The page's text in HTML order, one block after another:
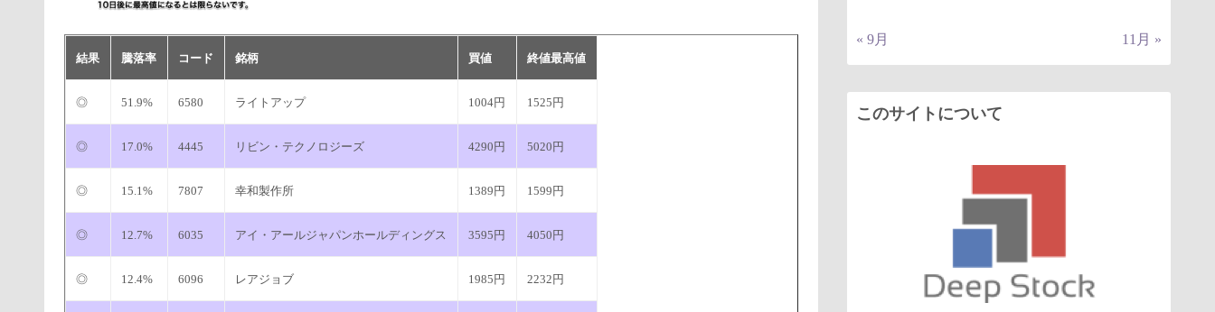
結果 騰落率 コード 銘柄 買値 終値最高値
◎ 51.9% 6580 ライトアップ 1004円 1525円
◎ 17.0% 4445 リビン・テクノロジーズ 4290円 5020円
◎ 15.1% 7807 幸和製作所 1389円 1599円
◎ 12.7% 6035 アイ・アールジャパンホールディングス 3595円 4050円
◎ 12.4% 6096 レアジョブ 1985円 2232円
« 9月 11月 »
このサイトについて